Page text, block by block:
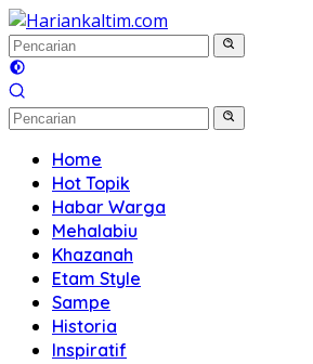
Langsung
ke
konten
Home
Hot Topik
Habar Warga
Mehalabiu
Khazanah
Etam Style
Sampe
Historia
Inspiratif